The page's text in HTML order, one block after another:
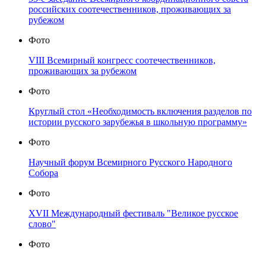
российских соотечественников, проживающих за
рубежом
Фото
VIII Всемирный конгресс соотечественников,
проживающих за рубежом
Фото
Круглый стол «Необходимость включения разделов по
истории русского зарубежья в школьную программу»
Фото
Научный форум Всемирного Русского Народного
Собора
Фото
XVII Международный фестиваль "Великое русское
слово"
Фото